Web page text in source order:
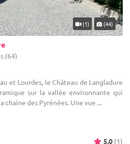
(1) (44)
(64)
et Lourdes, le Château de Langladure
sur la vallée environnante qui
chaîne des Pyrénées. Une vue ...
5.0 (1)